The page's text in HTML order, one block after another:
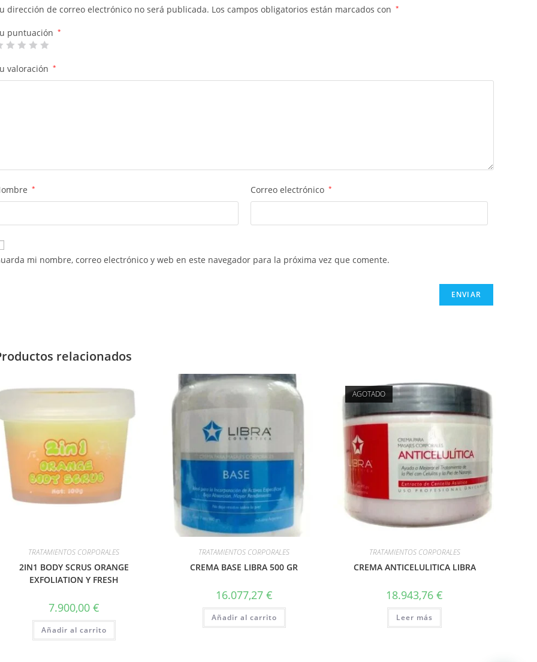
dirección de correo electrónico no será publicada. Los campos obligatorios están marcados con *
puntuación *
valoración *
* Correo electrónico *
mi nombre, correo electrónico y web en este navegador para la próxima vez que comente.
relacionados
TRATAMIENTOS CORPORALES
2IN1 BODY SCRUS ORANGE
EXFOLIATION Y FRESH
7.900,00 €
Añadir al carrito
TRATAMIENTOS CORPORALES
CREMA BASE LIBRA 500 GR
16.077,27 €
Añadir al carrito
AGOTADO
TRATAMIENTOS CORPORALES
CREMA ANTICELULITICA LIBRA
18.943,76€
Leer más